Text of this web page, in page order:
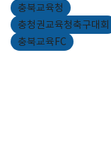
충북교육청
충청권교육청축구대회
충북교육FC